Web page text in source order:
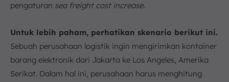
pengaturan sea freight cost increase.
Untuk lebih paham, perhatikan skenario berikut ini.
Sebuah perusahaan logistik ingin mengirimkan kontainer
barang elektronik dari Jakarta ke Los Angeles, Amerika
Serikat. Dalam hal ini, perusahaan harus menghitung